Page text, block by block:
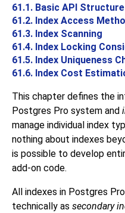
61.1. Basic API
61.2. Index Access
61.3. Index Scanning
61.4. Index Locking
61.5. Index Uniqueness
61.6. Index Cost
This chapter defines the
Postgres Pro system and
manage individual index
nothing about indexes
is possible to develop
add-on code.
All indexes in Postgres Pro
technically as secondary